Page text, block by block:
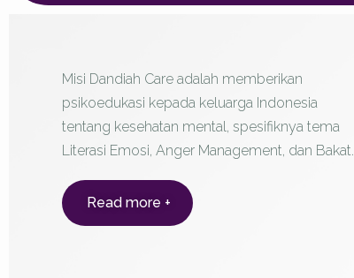
Misi Dandiah Care adalah memberikan
psikoedukasi kepada keluarga Indonesia
tentang kesehatan mental, spesifiknya tema
Literasi Emosi, Anger Management, dan Bakat.
Read more +